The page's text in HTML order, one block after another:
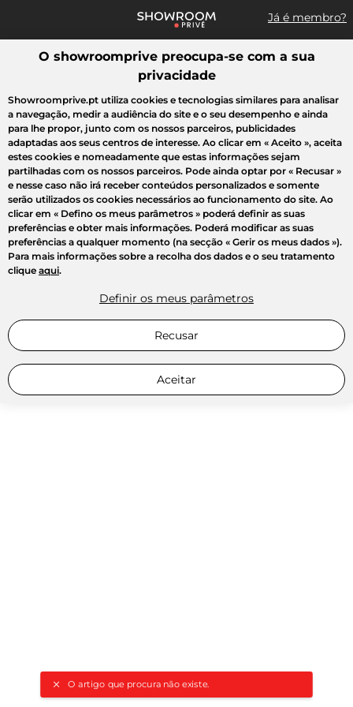
Já é membro?
Pesquisar uma marca, um artigo, uma venda...
O artigo que procura não existe.
Todas as vendas Moda Desporto Casa Criança Beleza
O showroomprive preocupa-se com a sua
privacidade
Showroomprive.pt utiliza cookies e tecnologias similares para analisar
a navegação, medir a audiência do site e o seu desempenho e ainda
para lhe propor, junto com os nossos parceiros, publicidades
adaptadas aos seus centros de interesse. Ao clicar em « Aceito », aceita
estes cookies e nomeadamente que estas informações sejam
partilhadas com os nossos parceiros. Pode ainda optar por « Recusar »
e nesse caso não irá receber conteúdos personalizados e somente
serão utilizados os cookies necessários ao funcionamento do site. Ao
clicar em « Defino os meus parâmetros » poderá definir as suas
preferências e obter mais informações. Poderá modificar as suas
preferências a qualquer momento (na secção « Gerir os meus dados »).
Para mais informações sobre a recolha dos dados e o seu tratamento
clique aqui.
Definir os meus parâmetros
Recusar
Aceitar